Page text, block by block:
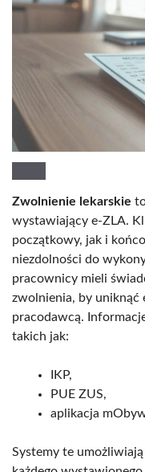
Zwolnienie lekarskie
wystawiający e-ZLA.
początkowy, jak i
niezdolności do
pracownicy mieli
zwolnienia, by
pracodawcą.
takich jak:
IKP,
PUE ZUS,
aplikacja
Systemy te